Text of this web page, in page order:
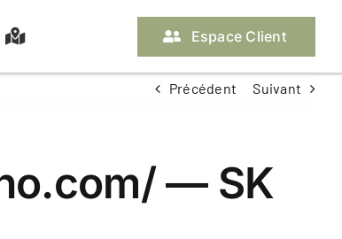
Espace Client
Précédent Suivant
— SK